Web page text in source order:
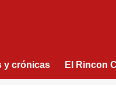
y crónicas El Rincon